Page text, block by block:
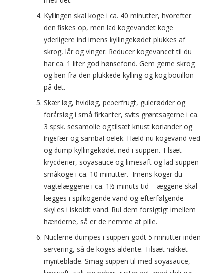
Kyllingen skal koge i ca. 40 minutter, hvorefter
den fiskes op, men lad kogevandet koge
yderligere ind imens kyllingekødet plukkes af
skrog, lår og vinger. Reducer kogevandet til du
har ca. 1 liter god hønsefond. Gem gerne skrog
og ben fra den plukkede kylling og kog bouillon
på det.
Skær løg, hvidløg, peberfrugt, gulerødder og
forårsløg i små firkanter, svits grøntsagerne i ca.
3 spsk. sesamolie og tilsæt knust koriander og
ingefær og sambal oelek. Hæld nu kogevand ved
og dump kyllingekødet ned i suppen. Tilsæt
krydderier, soyasauce og limesaft og lad suppen
småkoge i ca. 10 minutter. Imens koger du
vagtelæggene i ca. 1½ minuts tid – æggene skal
lægges i spilkogende vand og efterfølgende
skylles i iskoldt vand. Rul dem forsigtigt imellem
hænderne, så er de nemme at pille.
Nudlerne dumpes i suppen godt 5 minutter inden
servering, så de koges aldente. Tilsæt hakket
mynteblade. Smag suppen til med soyasauce,